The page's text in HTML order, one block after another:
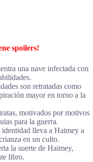
spoilers!
una nave infectada con
son retratadas como
mayor en torno a la
motivados por motivos
para la guerra.
lleva a Haimey a
en un culto.
la suerte de Haimey,
libro.